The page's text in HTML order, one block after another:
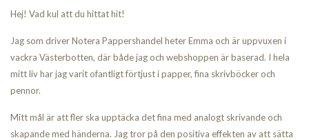
Hej! Vad kul att du hittat hit!
Jag som driver Notera Pappershandel heter Emma och är uppvuxen i
vackra Västerbotten, där både jag och webshoppen är baserad. I hela
mitt liv har jag varit ofantligt förtjust i papper, fina skrivböcker och
pennor.
Mitt mål är att fler ska upptäcka det fina med analogt skrivande och
skapande med händerna. Jag tror på den positiva effekten av att sätta